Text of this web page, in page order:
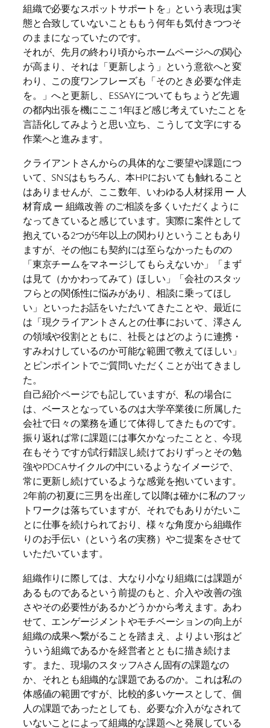
組織で必要なスポットサポートを」という表現は実
態と合致していないことももう何年も気付きつつそ
のままになっていたのです。
それが、先月の終わり頃からホームページへの関心
が高まり、それは「更新しよう」という意欲へと変
わり、この度ワンフレーズも「そのとき必要な伴走
を。」へと更新し、ESSAYについてもちょうど先週
の都内出張を機にここ1年ほど感じ考えていたことを
言語化してみようと思い立ち、こうして文字にする
作業へと進みます。
クライアントさんからの具体的なご要望や課題につ
いて、SNSはもちろん、本HPにおいても触れること
はありませんが、ここ数年、いわゆる人材採用 ー 人
材育成 ー 組織改善 のご相談を多くいただくように
なってきていると感じています。実際に案件として
抱えている2つが5年以上の関わりということもあり
ますが、その他にも契約には至らなかったものの
「東京チームをマネージしてもらえないか」「まず
は見て（かかわってみて）ほしい」「会社のスタッ
フらとの関係性に悩みがあり、相談に乗ってほし
い」といったお話をいただいてきたことや、最近に
は「現クライアントさんとの仕事において、澤さん
の領域や役割とともに、社長とはどのように連携・
すみわけしているのか可能な範囲で教えてほしい」
とピンポイントでご質問いただくことが出てきまし
た。
自己紹介ページでも記していますが、私の場合に
は、ベースとなっているのは大学卒業後に所属した
会社で日々の業務を通じて体得してきたものです。
振り返れば常に課題には事欠かなったことと、今現
在もそうですが試行錯誤し続けておりずっとその勉
強やPDCAサイクルの中にいるようなイメージで、
常に更新し続けているような感覚を抱いています。
2年前の初夏に三男を出産して以降は確かに私のフッ
トワークは落ちていますが、それでもありがたいこ
とに仕事を続けられており、様々な角度から組織作
りのお手伝い（という名の実務）やご提案をさせて
いただいています。
組織作りに際しては、大なり小なり組織には課題が
あるものであるという前提のもと、介入や改善の強
さやその必要性があるかどうかから考えます。あわ
せて、エンゲージメントやモチベーションの向上が
組織の成果へ繋がることを踏まえ、よりよい形はど
ういう組織であるかを経営者とともに描き続けま
す。また、現場のスタッフAさん固有の課題なの
か、それとも組織的な課題であるのか。これは私の
体感値の範囲ですが、比較的多いケースとして、個
人の課題であったとしても、必要な介入がなされて
いないことによって組織的な課題へと発展している